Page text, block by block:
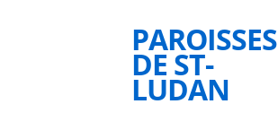
PAROISSES
DE ST-
LUDAN